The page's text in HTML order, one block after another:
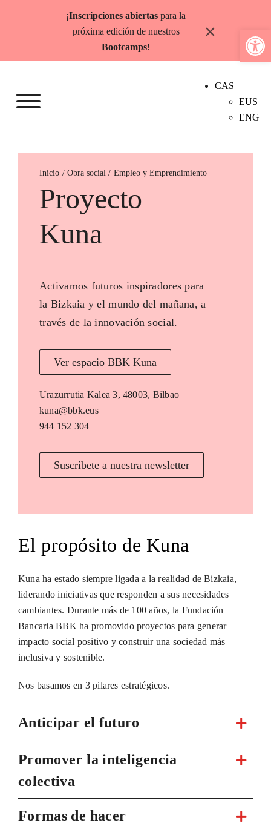
Abrir
¡Inscripciones abiertas para la
próxima edición de nuestros
Bootcamps!
×
CAS
EUS
ENG
Inicio Empleo y Emprendimiento
Proyecto
Kuna
Activamos futuros inspiradores para
la Bizkaia y el mundo del mañana, a
través de la innovación social.
Ver espacio BBK Kuna
Urazurrutia Kalea 3, 48003, Bilbao
kuna@bbk.eus
944 152 304
Suscríbete a nuestra newsletter
El propósito de Kuna
Kuna ha estado siempre ligada a la realidad de Bizkaia,
liderando iniciativas que responden a sus necesidades
cambiantes. Durante más de 100 años, la Fundación
Bancaria BBK ha promovido proyectos para generar
impacto social positivo y construir una sociedad más
inclusiva y sostenible.
Nos basamos en 3 pilares estratégicos.
Anticipar el futuro
Promover la inteligencia
colectiva
Formas de hacer